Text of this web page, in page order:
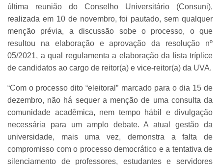
última reunião do Conselho Universitário (Consuni),
realizada em 10 de novembro, foi pautado, sem qualquer
menção prévia, a discussão sobe o processo, o que
resultou na elaboração e aprovação da resolução nº
05/2021, a qual regulamenta a elaboração da lista tríplice
de candidatos ao cargo de reitor(a) e vice-reitor(a) da UVA.
“Com o processo dito “eleitoral” marcado para o dia 15 de
dezembro, não há sequer a menção de uma consulta da
comunidade acadêmica, nem tempo hábil e divulgação
necessária para um amplo debate. A atual gestão da
universidade, mais uma vez, demonstra a falta de
compromisso com o processo democrático e a tentativa de
silenciamento de professores, estudantes e servidores